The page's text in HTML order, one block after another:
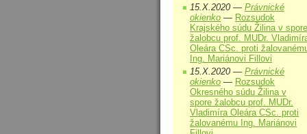
15.X.2020 — Právnické
okienko — Rozsudok
Krajského súdu Žilina v spore
žalobcu prof. MUDr.
Oleára CSc. proti
Ing. Mariánovi Fillovi
15.X.2020 — Právnické
okienko — Rozsudok
Okresného súdu Žilina v
spore žalobcu prof. MUDr.
Vladimíra Oleára CSc. proti
žalovanému Ing. Mariánovi